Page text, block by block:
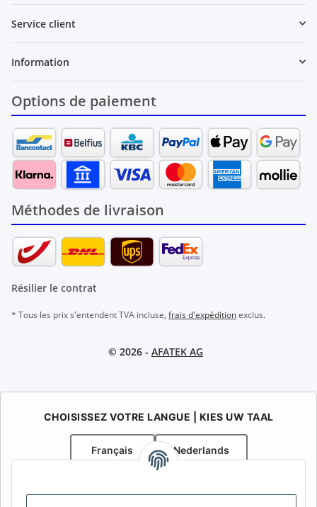
Service client
Information
Options de paiement
Méthodes de livraison
Résilier le contrat
* Tous les prix s'entendent TVA incluse, frais d'expéditionexclus.
© 2026 - AFATEK AG
CHOISISSEZ VOTRE LANGUE | KIES UW TAAL
Français Nederlands